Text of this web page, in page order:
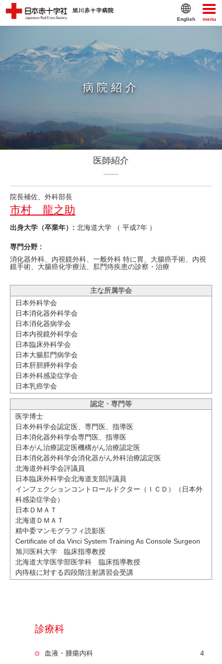
menu
English
病院紹介
医師紹介
院長補佐、外科部長
市村 龍之助
出身大学（卒業年）: 北海道大学 （ 平成7年 ）
専門分野 :
消化器外科、内視鏡外科、一般外科 特に胃、大腸癌手術、内視
鏡手術、大腸癌化学療法、肛門痔疾患の診察・治療
主な所属学会
日本外科学会
日本消化器外科学会
日本消化器病学会
日本内視鏡外科学会
日本臨床外科学会
日本大腸肛門病学会
日本肝胆膵外科学会
日本外科感染症学会
日本乳癌学会
認定・専門等
医学博士
日本外科学会認定医、専門医、指導医
日本消化器外科学会専門医、指導医
日本がん治療認定医機構がん治療認定医
日本消化器外科学会消化器がん外科治療認定医
北海道外科学会評議員
日本臨床外科学会北海道支部評議員
インフェクションコントロールドクター（ＩＣＤ）（日本外
科感染症学会）
日本ＤＭＡＴ
北海道ＤＭＡＴ
精中委マンモグラフィ読影医
Certificate of da Vinci System Training As Console Surgeon
旭川医科大学 臨床指導教授
北海道大学医学部医学科 臨床指導教授
内痔核に対する四段階注射講習会受講
診療科
血液・腫瘍内科
4